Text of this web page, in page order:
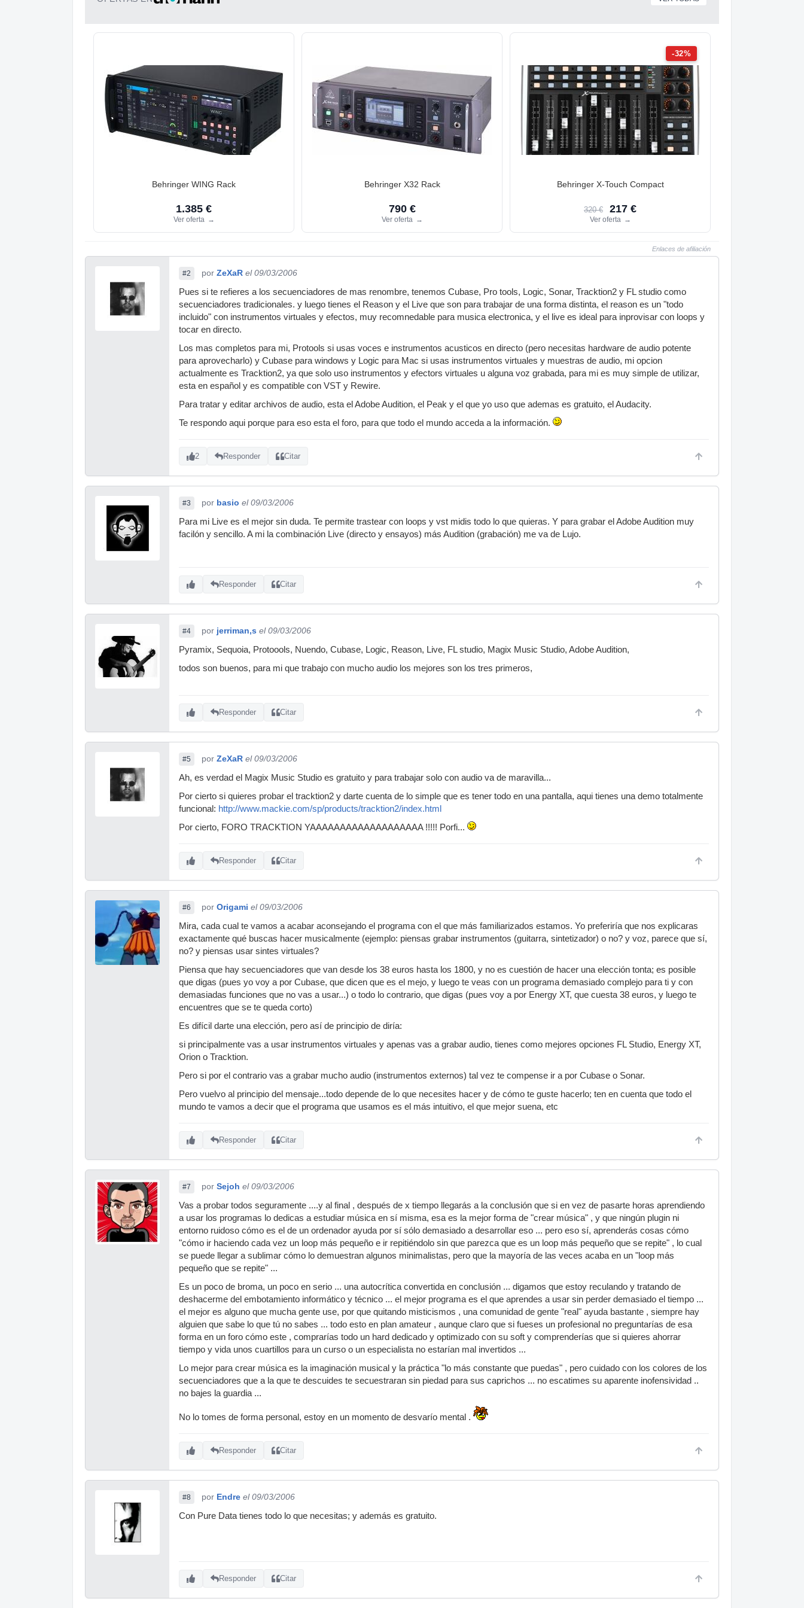
Behringer WING Rack
1.385 €
Ver oferta →
Behringer X32 Rack
790 €
Ver oferta →
-32%
Behringer X-Touch Compact
320 € 217 €
Ver oferta →
Enlaces de afiliación
#2 por ZeXaR el 09/03/2006
Pues si te refieres a los secuenciadores de mas renombre, tenemos Cubase, Pro tools, Logic, Sonar, Tracktion2 y FL studio como
secuenciadores tradicionales. y luego tienes el Reason y el Live que son para trabajar de una forma distinta, el reason es un "todo
incluido" con instrumentos virtuales y efectos, muy recomnedable para musica electronica, y el live es ideal para inprovisar con loops y
tocar en directo.
Los mas completos para mi, Protools si usas voces e instrumentos acusticos en directo (pero necesitas hardware de audio potente
para aprovecharlo) y Cubase para windows y Logic para Mac si usas instrumentos virtuales y muestras de audio, mi opcion
actualmente es Tracktion2, ya que solo uso instrumentos y efectors virtuales u alguna voz grabada, para mi es muy simple de utilizar,
esta en español y es compatible con VST y Rewire.
Para tratar y editar archivos de audio, esta el Adobe Audition, el Peak y el que yo uso que ademas es gratuito, el Audacity.
Te respondo aqui porque para eso esta el foro, para que todo el mundo acceda a la información.
2 Responder Citar
#3 por basio el 09/03/2006
Para mi Live es el mejor sin duda. Te permite trastear con loops y vst midis todo lo que quieras. Y para grabar el Adobe Audition muy
facilón y sencillo. A mi la combinación Live (directo y ensayos) más Audition (grabación) me va de Lujo.
Responder Citar
#4 por jerriman,s el 09/03/2006
Pyramix, Sequoia, Protoools, Nuendo, Cubase, Logic, Reason, Live, FL studio, Magix Music Studio, Adobe Audition,
todos son buenos, para mi que trabajo con mucho audio los mejores son los tres primeros,
Responder Citar
#5 por ZeXaR el 09/03/2006
Ah, es verdad el Magix Music Studio es gratuito y para trabajar solo con audio va de maravilla...
Por cierto si quieres probar el tracktion2 y darte cuenta de lo simple que es tener todo en una pantalla, aqui tienes una demo totalmente
funcional: http://www.mackie.com/sp/products/tracktion2/index.html
Por cierto, FORO TRACKTION YAAAAAAAAAAAAAAAAAAA !!!!! Porfi...
Responder Citar
#6 por Origami el 09/03/2006
Mira, cada cual te vamos a acabar aconsejando el programa con el que más familiarizados estamos. Yo preferiría que nos explicaras
exactamente qué buscas hacer musicalmente (ejemplo: piensas grabar instrumentos (guitarra, sintetizador) o no? y voz, parece que sí,
no? y piensas usar sintes virtuales?
Piensa que hay secuenciadores que van desde los 38 euros hasta los 1800, y no es cuestión de hacer una elección tonta; es posible
que digas (pues yo voy a por Cubase, que dicen que es el mejo, y luego te veas con un programa demasiado complejo para ti y con
demasiadas funciones que no vas a usar...) o todo lo contrario, que digas (pues voy a por Energy XT, que cuesta 38 euros, y luego te
encuentres que se te queda corto)
Es difícil darte una elección, pero así de principio de diría:
si principalmente vas a usar instrumentos virtuales y apenas vas a grabar audio, tienes como mejores opciones FL Studio, Energy XT,
Orion o Tracktion.
Pero si por el contrario vas a grabar mucho audio (instrumentos externos) tal vez te compense ir a por Cubase o Sonar.
Pero vuelvo al principio del mensaje...todo depende de lo que necesites hacer y de cómo te guste hacerlo; ten en cuenta que todo el
mundo te vamos a decir que el programa que usamos es el más intuitivo, el que mejor suena, etc
Responder Citar
#7 por Sejoh el 09/03/2006
Vas a probar todos seguramente ....y al final , después de x tiempo llegarás a la conclusión que si en vez de pasarte horas aprendiendo
a usar los programas lo dedicas a estudiar música en sí misma, esa es la mejor forma de "crear música" , y que ningún plugin ni
entorno ruidoso cómo es el de un ordenador ayuda por sí sólo demasiado a desarrollar eso ... pero eso sí, aprenderás cosas cómo
"cómo ir haciendo cada vez un loop más pequeño e ir repitiéndolo sin que parezca que es un loop más pequeño que se repite" , lo cual
se puede llegar a sublimar cómo lo demuestran algunos minimalistas, pero que la mayoría de las veces acaba en un "loop más
pequeño que se repite" ...
Es un poco de broma, un poco en serio ... una autocrítica convertida en conclusión ... digamos que estoy reculando y tratando de
deshacerme del embotamiento informático y técnico ... el mejor programa es el que aprendes a usar sin perder demasiado el tiempo ...
el mejor es alguno que mucha gente use, por que quitando misticismos , una comunidad de gente "real" ayuda bastante , siempre hay
alguien que sabe lo que tú no sabes ... todo esto en plan amateur , aunque claro que si fueses un profesional no preguntarías de esa
forma en un foro cómo este , comprarías todo un hard dedicado y optimizado con su soft y comprenderías que si quieres ahorrar
tiempo y vida unos cuartillos para un curso o un especialista no estarían mal invertidos ...
Lo mejor para crear música es la imaginación musical y la práctica "lo más constante que puedas" , pero cuidado con los colores de los
secuenciadores que a la que te descuides te secuestraran sin piedad para sus caprichos ... no escatimes su aparente inofensividad ..
no bajes la guardia ...
No lo tomes de forma personal, estoy en un momento de desvarío mental .
Responder Citar
#8 por Endre el 09/03/2006
Con Pure Data tienes todo lo que necesitas; y además es gratuito.
Responder Citar